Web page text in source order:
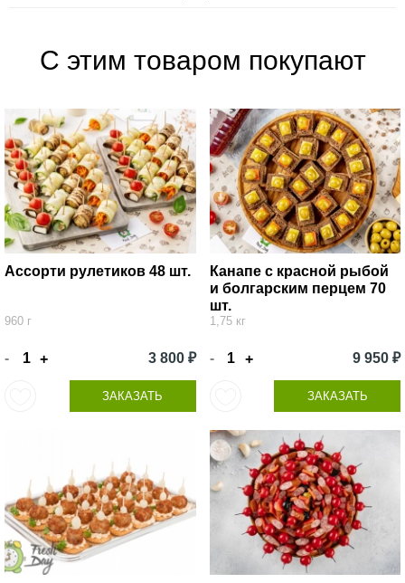
С этим товаром покупают
Ассорти рулетиков 48 шт.
960 г
- + 3 800 ₽
ЗАКАЗАТЬ
Канапе с красной рыбой
и болгарским перцем 70
шт.
1,75 кг
- + 9 950 ₽
ЗАКАЗАТЬ